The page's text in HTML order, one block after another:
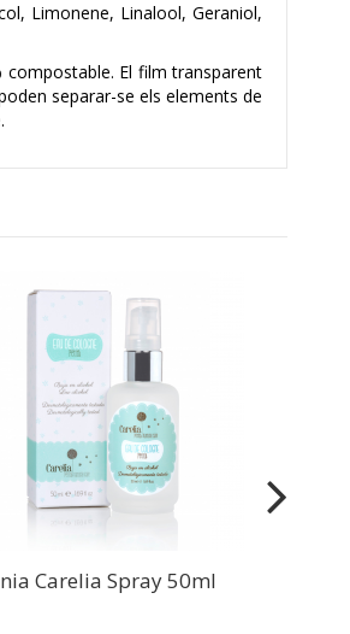
Limonene, Linalool, Geraniol,
El film transparent
separar-se els elements de
Carelia Spray 50ml